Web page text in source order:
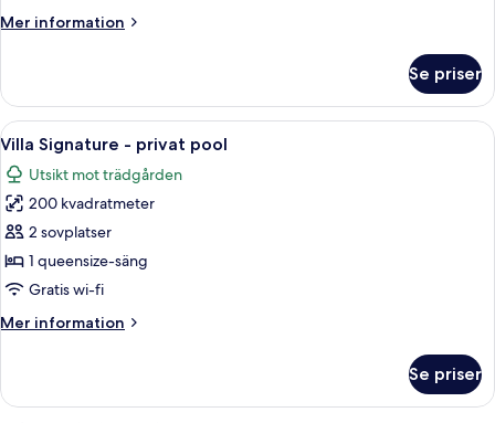
(Waterfall)
Mer information
Mer
-
privat
pool
(Waterfall)
Se priser
Öppna
alla
foton
för
Villa
Signature
-
pool
Ett modernt utomhuspoolområde
12
Villa Signature - privat pool
Utsikt mot trädgården
200 kvadratmeter
2 sovplatser
1 queensize-säng
Gratis wi-fi
Mer information
Mer
Signature
Se priser